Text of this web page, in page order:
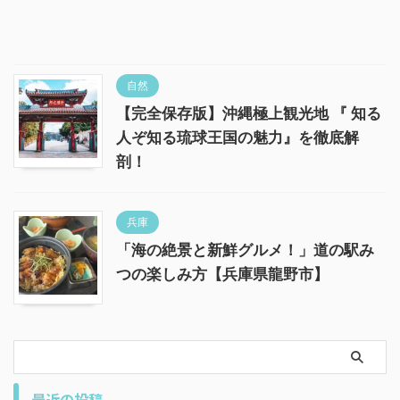
自然
【完全保存版】沖縄極上観光地 『 知る
人ぞ知る琉球王国の魅力』を徹底解
剖！
兵庫
「海の絶景と新鮮グルメ！」道の駅み
つの楽しみ方【兵庫県龍野市】